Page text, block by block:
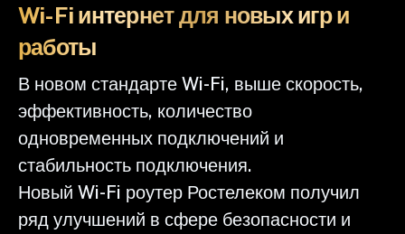
Wi-Fi интернет для новых игр и
работы
В новом стандарте Wi-Fi, выше скорость,
эффективность, количество
одновременных подключений и
стабильность подключения.
Новый Wi-Fi роутер Ростелеком получил
ряд улучшений в сфере безопасности и